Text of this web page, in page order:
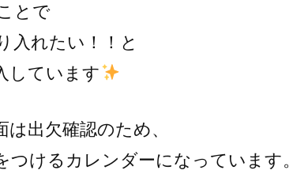
とで
入れたい！！と
しています
出欠確認のため、
つけるカレンダーになっています。